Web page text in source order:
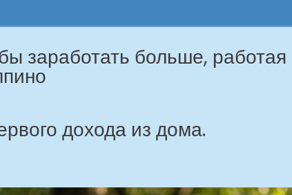
заработать больше, работая
дохода из дома.